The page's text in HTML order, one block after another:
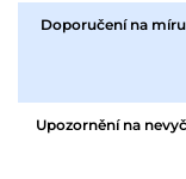
Doporučení na
Upozornění na